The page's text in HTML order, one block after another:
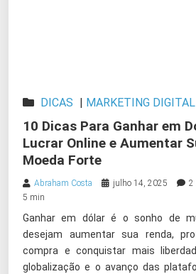
DICAS | MARKETING DIGITAL
10 Dicas Para Ganhar em
Lucrar Online e Aumentar
Moeda Forte
Abraham Costa julho 14, 2025 2
5 min
Ganhar em dólar é o sonho de
desejam aumentar sua renda,
compra e conquistar mais
globalização e o avanço das